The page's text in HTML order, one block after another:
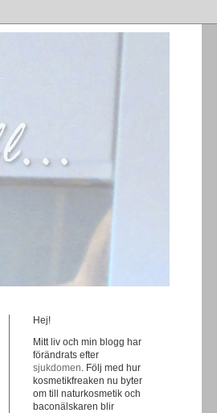
Hej!
Mitt liv och min blogg har
förändrats efter
sjukdomen. Följ med hur
kosmetikfreaken nu byter
om till naturkosmetik och
baconälskaren blir